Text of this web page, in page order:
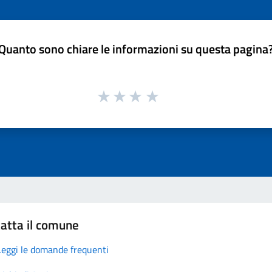
sono chiare le informazioni su questa
il comune
le domande frequenti